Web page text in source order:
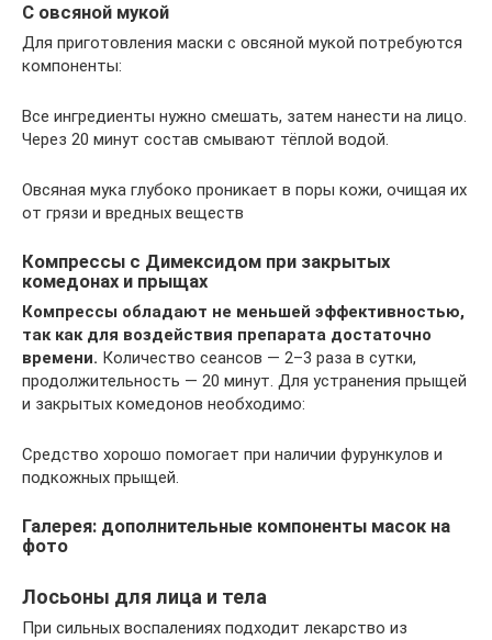
С овсяной мукой
Для приготовления маски с овсяной мукой потребуются
компоненты:
Все ингредиенты нужно смешать, затем нанести на лицо.
Через 20 минут состав смывают тёплой водой.
Овсяная мука глубоко проникает в поры кожи, очищая их
от грязи и вредных веществ
Компрессы с Димексидом при закрытых
комедонах и прыщах
Компрессы обладают не меньшей эффективностью,
так как для воздействия препарата достаточно
времени. Количество сеансов — 2–3 раза в сутки,
продолжительность — 20 минут. Для устранения прыщей
и закрытых комедонов необходимо:
Средство хорошо помогает при наличии фурункулов и
подкожных прыщей.
Галерея: дополнительные компоненты масок на
фото
Лосьоны для лица и тела
При сильных воспалениях подходит лекарство из